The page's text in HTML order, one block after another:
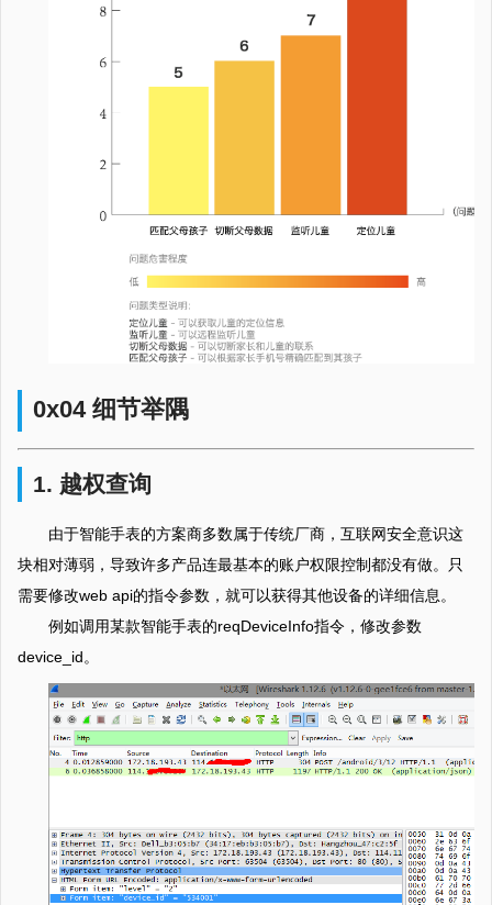
0x04 细节举隅
1. 越权查询
由于智能手表的方案商多数属于传统厂商，互联网安全意识这
块相对薄弱，导致许多产品连最基本的账户权限控制都没有做。只
需要修改web api的指令参数，就可以获得其他设备的详细信息。
例如调用某款智能手表的reqDeviceInfo指令，修改参数
device_id。